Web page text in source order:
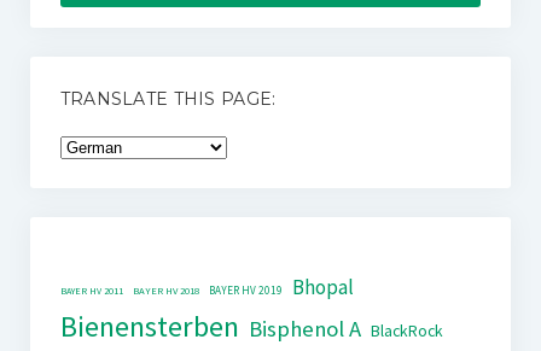
TRANSLATE THIS PAGE:
BAYER HV 2011 BAYER HV 2018 BAYER HV 2019 Bhopal
Bienensterben Bisphenol A BlackRock